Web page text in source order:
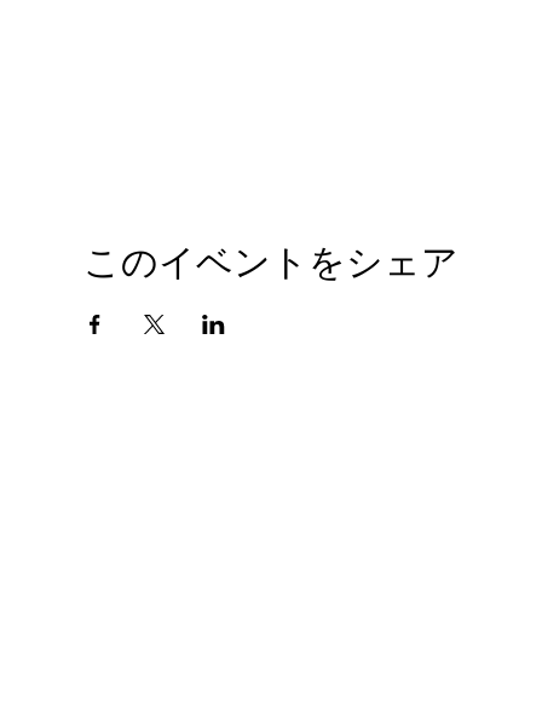
このイベントをシェア